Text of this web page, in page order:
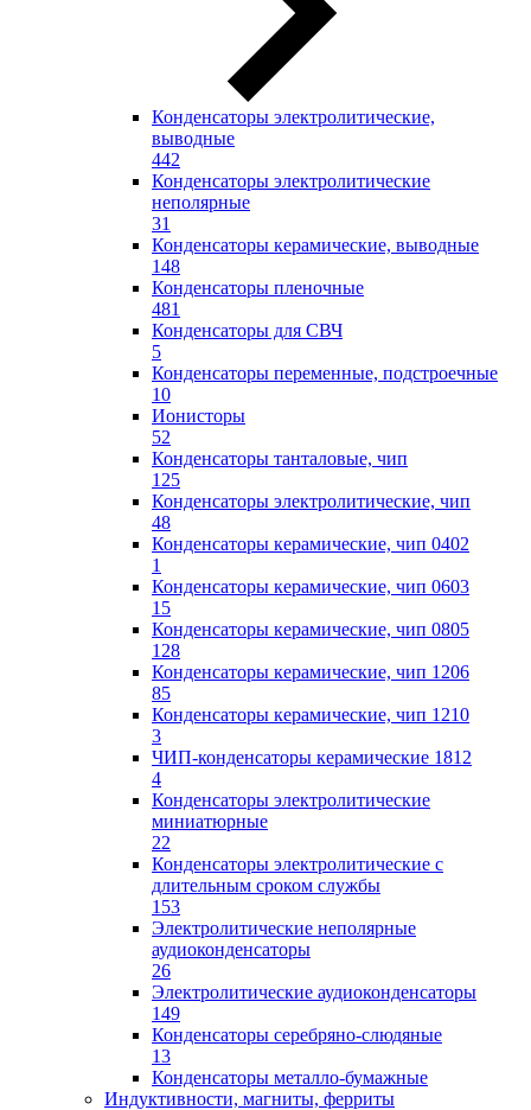
Конденсаторы электролитические,
выводные
442
Конденсаторы электролитические
неполярные
31
Конденсаторы керамические, выводные
148
Конденсаторы пленочные
481
Конденсаторы для СВЧ
5
Конденсаторы переменные, подстроечные
10
Ионисторы
52
Конденсаторы танталовые, чип
125
Конденсаторы электролитические, чип
48
Конденсаторы керамические, чип 0402
1
Конденсаторы керамические, чип 0603
15
Конденсаторы керамические, чип 0805
128
Конденсаторы керамические, чип 1206
85
Конденсаторы керамические, чип 1210
3
ЧИП-конденсаторы керамические 1812
4
Конденсаторы электролитические
миниатюрные
22
Конденсаторы электролитические с
длительным сроком службы
153
Электролитические неполярные
аудиоконденсаторы
26
Электролитические аудиоконденсаторы
149
Конденсаторы серебряно-слюдяные
13
Конденсаторы металло-бумажные
Индуктивности, магниты, ферриты